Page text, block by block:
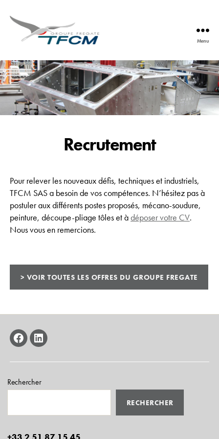
Menu
Recrutement
Pour relever les nouveaux défis, techniques et industriels,
TFCM SAS a besoin de vos compétences. N’hésitez pas à
postuler aux différents postes proposés, mécano-soudure,
peinture, découpe-pliage tôles et àdéposer votre CV.
Nous vous en remercions.
> VOIR TOUTES LES OFFRES DU GROUPE FREGATE
facebooklinkedin
Rechercher
RECHERCHER